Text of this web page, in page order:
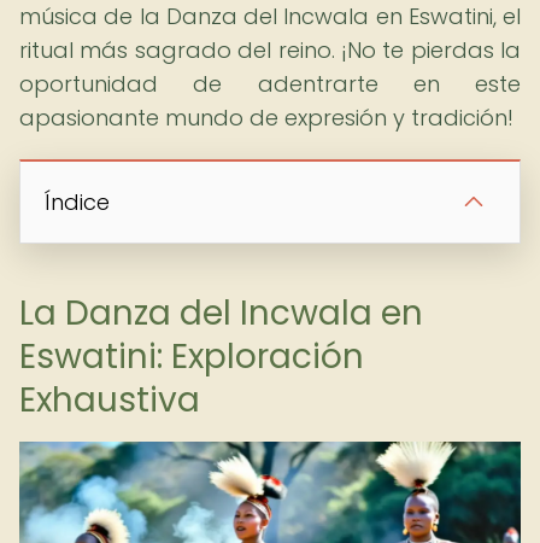
música de la Danza del Incwala en Eswatini, el
ritual más sagrado del reino. ¡No te pierdas la
oportunidad de adentrarte en este
apasionante mundo de expresión y tradición!
Índice
La Danza del Incwala en
Eswatini: Exploración
Exhaustiva